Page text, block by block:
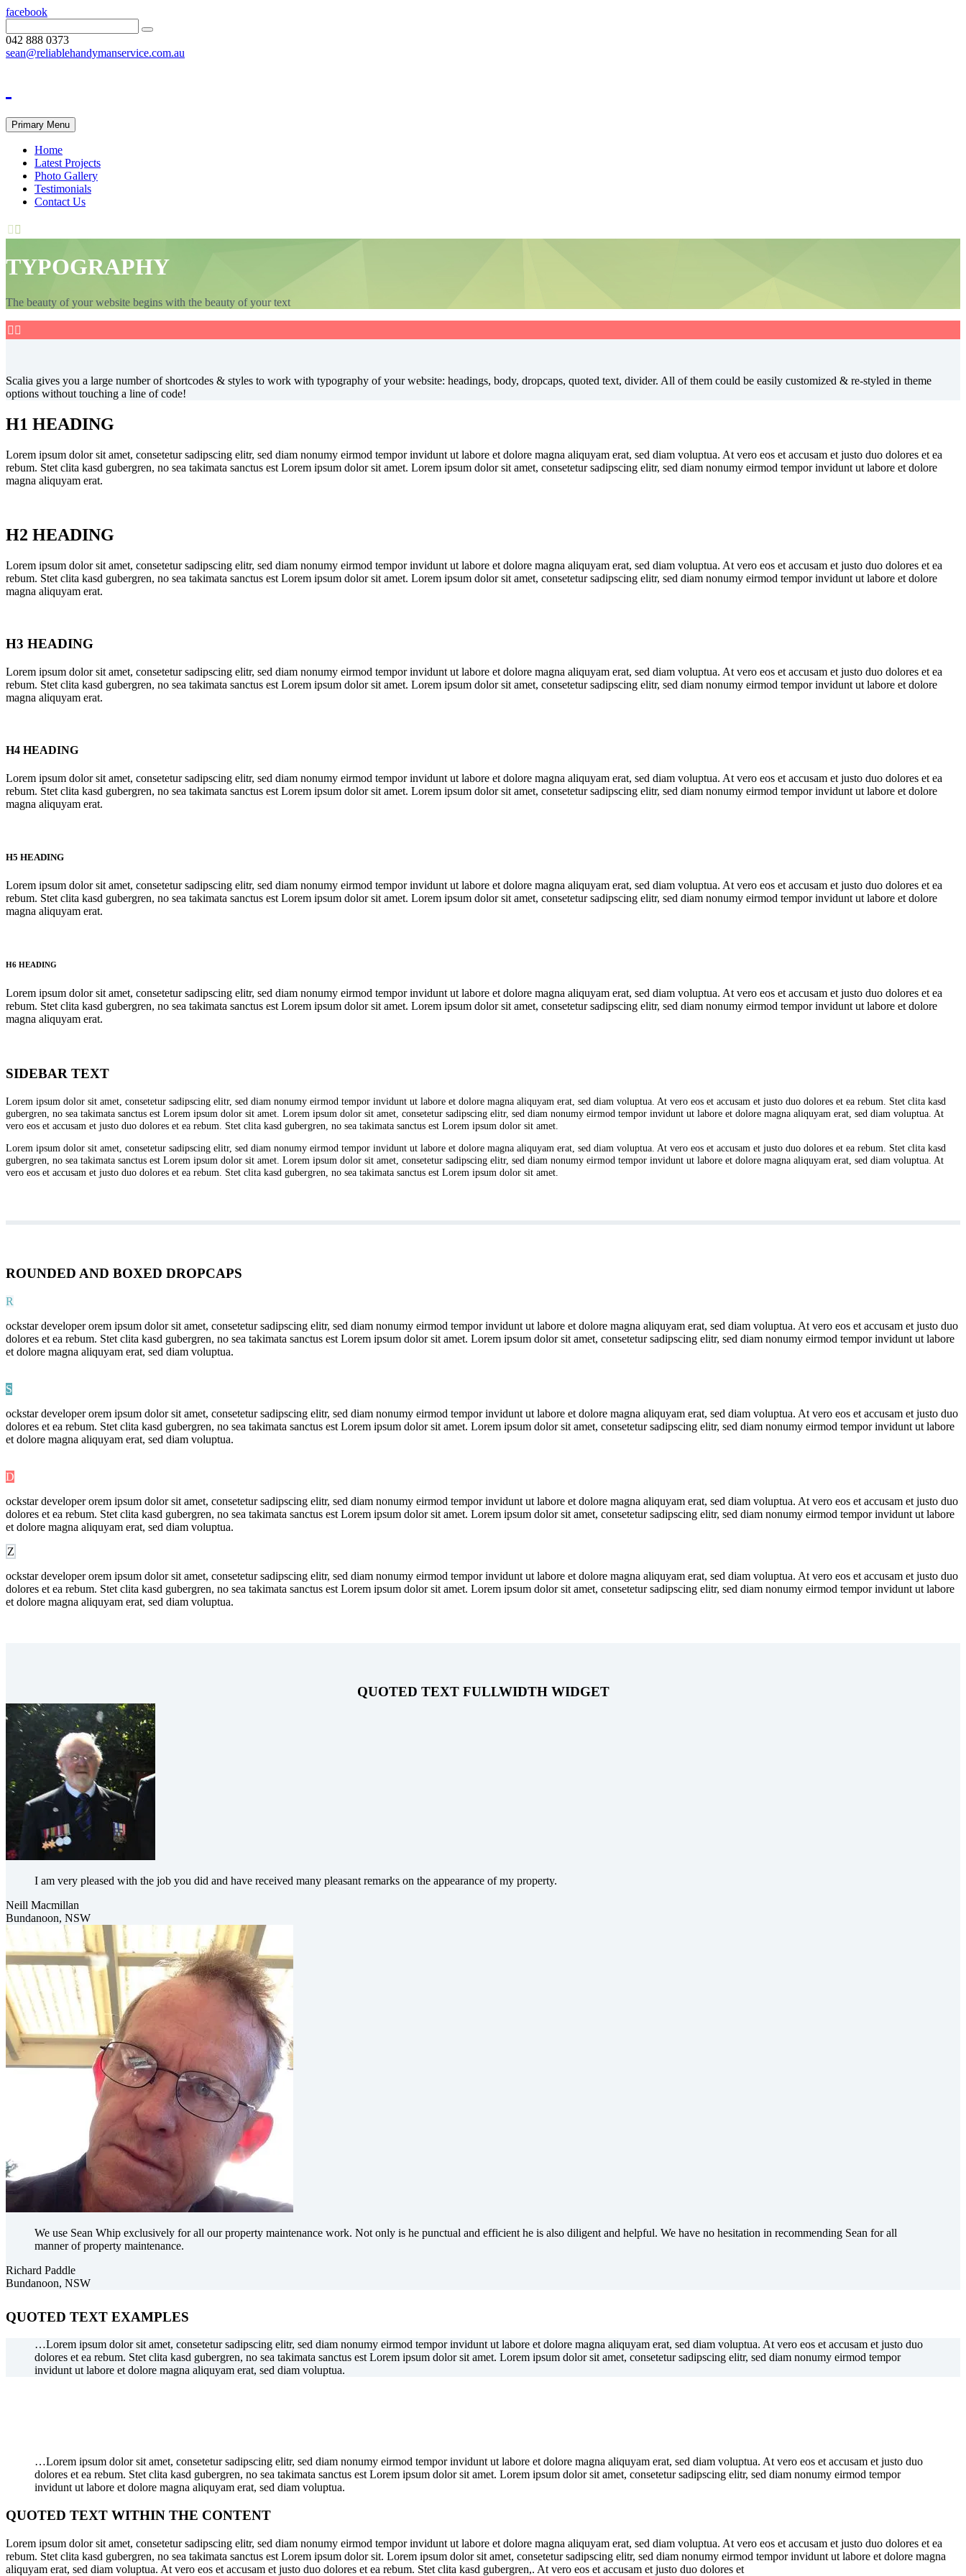
facebook
042 888 0373
sean@reliablehandymanservice.com.au
Primary Menu
Home
Latest Projects
Photo Gallery
Testimonials
Contact Us
 
TYPOGRAPHY
The beauty of your website begins with the beauty of your text
 
Scalia gives you a large number of shortcodes & styles to work with typography of your website: headings, body, dropcaps, quoted text, divider. All of them could be easily customized & re-styled in theme
options without touching a line of code!
H1 HEADING
Lorem ipsum dolor sit amet, consetetur sadipscing elitr, sed diam nonumy eirmod tempor invidunt ut labore et dolore magna aliquyam erat, sed diam voluptua. At vero eos et accusam et justo duo dolores et ea
rebum. Stet clita kasd gubergren, no sea takimata sanctus est Lorem ipsum dolor sit amet. Lorem ipsum dolor sit amet, consetetur sadipscing elitr, sed diam nonumy eirmod tempor invidunt ut labore et dolore
magna aliquyam erat.
H2 HEADING
Lorem ipsum dolor sit amet, consetetur sadipscing elitr, sed diam nonumy eirmod tempor invidunt ut labore et dolore magna aliquyam erat, sed diam voluptua. At vero eos et accusam et justo duo dolores et ea
rebum. Stet clita kasd gubergren, no sea takimata sanctus est Lorem ipsum dolor sit amet. Lorem ipsum dolor sit amet, consetetur sadipscing elitr, sed diam nonumy eirmod tempor invidunt ut labore et dolore
magna aliquyam erat.
H3 HEADING
Lorem ipsum dolor sit amet, consetetur sadipscing elitr, sed diam nonumy eirmod tempor invidunt ut labore et dolore magna aliquyam erat, sed diam voluptua. At vero eos et accusam et justo duo dolores et ea
rebum. Stet clita kasd gubergren, no sea takimata sanctus est Lorem ipsum dolor sit amet. Lorem ipsum dolor sit amet, consetetur sadipscing elitr, sed diam nonumy eirmod tempor invidunt ut labore et dolore
magna aliquyam erat.
H4 HEADING
Lorem ipsum dolor sit amet, consetetur sadipscing elitr, sed diam nonumy eirmod tempor invidunt ut labore et dolore magna aliquyam erat, sed diam voluptua. At vero eos et accusam et justo duo dolores et ea
rebum. Stet clita kasd gubergren, no sea takimata sanctus est Lorem ipsum dolor sit amet. Lorem ipsum dolor sit amet, consetetur sadipscing elitr, sed diam nonumy eirmod tempor invidunt ut labore et dolore
magna aliquyam erat.
H5 HEADING
Lorem ipsum dolor sit amet, consetetur sadipscing elitr, sed diam nonumy eirmod tempor invidunt ut labore et dolore magna aliquyam erat, sed diam voluptua. At vero eos et accusam et justo duo dolores et ea
rebum. Stet clita kasd gubergren, no sea takimata sanctus est Lorem ipsum dolor sit amet. Lorem ipsum dolor sit amet, consetetur sadipscing elitr, sed diam nonumy eirmod tempor invidunt ut labore et dolore
magna aliquyam erat.
H6 HEADING
Lorem ipsum dolor sit amet, consetetur sadipscing elitr, sed diam nonumy eirmod tempor invidunt ut labore et dolore magna aliquyam erat, sed diam voluptua. At vero eos et accusam et justo duo dolores et ea
rebum. Stet clita kasd gubergren, no sea takimata sanctus est Lorem ipsum dolor sit amet. Lorem ipsum dolor sit amet, consetetur sadipscing elitr, sed diam nonumy eirmod tempor invidunt ut labore et dolore
magna aliquyam erat.
SIDEBAR TEXT
Lorem ipsum dolor sit amet, consetetur sadipscing elitr, sed diam nonumy eirmod tempor invidunt ut labore et dolore magna aliquyam erat, sed diam voluptua. At vero eos et accusam et justo duo dolores et ea rebum. Stet clita kasd
gubergren, no sea takimata sanctus est Lorem ipsum dolor sit amet. Lorem ipsum dolor sit amet, consetetur sadipscing elitr, sed diam nonumy eirmod tempor invidunt ut labore et dolore magna aliquyam erat, sed diam voluptua. At
vero eos et accusam et justo duo dolores et ea rebum. Stet clita kasd gubergren, no sea takimata sanctus est Lorem ipsum dolor sit amet.
Lorem ipsum dolor sit amet, consetetur sadipscing elitr, sed diam nonumy eirmod tempor invidunt ut labore et dolore magna aliquyam erat, sed diam voluptua. At vero eos et accusam et justo duo dolores et ea rebum. Stet clita kasd
gubergren, no sea takimata sanctus est Lorem ipsum dolor sit amet. Lorem ipsum dolor sit amet, consetetur sadipscing elitr, sed diam nonumy eirmod tempor invidunt ut labore et dolore magna aliquyam erat, sed diam voluptua. At
vero eos et accusam et justo duo dolores et ea rebum. Stet clita kasd gubergren, no sea takimata sanctus est Lorem ipsum dolor sit amet.
ROUNDED AND BOXED DROPCAPS
R
ockstar developer orem ipsum dolor sit amet, consetetur sadipscing elitr, sed diam nonumy eirmod tempor invidunt ut labore et dolore magna aliquyam erat, sed diam voluptua. At vero eos et accusam et justo duo
dolores et ea rebum. Stet clita kasd gubergren, no sea takimata sanctus est Lorem ipsum dolor sit amet. Lorem ipsum dolor sit amet, consetetur sadipscing elitr, sed diam nonumy eirmod tempor invidunt ut labore
et dolore magna aliquyam erat, sed diam voluptua.
S
ockstar developer orem ipsum dolor sit amet, consetetur sadipscing elitr, sed diam nonumy eirmod tempor invidunt ut labore et dolore magna aliquyam erat, sed diam voluptua. At vero eos et accusam et justo duo
dolores et ea rebum. Stet clita kasd gubergren, no sea takimata sanctus est Lorem ipsum dolor sit amet. Lorem ipsum dolor sit amet, consetetur sadipscing elitr, sed diam nonumy eirmod tempor invidunt ut labore
et dolore magna aliquyam erat, sed diam voluptua.
D
ockstar developer orem ipsum dolor sit amet, consetetur sadipscing elitr, sed diam nonumy eirmod tempor invidunt ut labore et dolore magna aliquyam erat, sed diam voluptua. At vero eos et accusam et justo duo
dolores et ea rebum. Stet clita kasd gubergren, no sea takimata sanctus est Lorem ipsum dolor sit amet. Lorem ipsum dolor sit amet, consetetur sadipscing elitr, sed diam nonumy eirmod tempor invidunt ut labore
et dolore magna aliquyam erat, sed diam voluptua.
Z
ockstar developer orem ipsum dolor sit amet, consetetur sadipscing elitr, sed diam nonumy eirmod tempor invidunt ut labore et dolore magna aliquyam erat, sed diam voluptua. At vero eos et accusam et justo duo
dolores et ea rebum. Stet clita kasd gubergren, no sea takimata sanctus est Lorem ipsum dolor sit amet. Lorem ipsum dolor sit amet, consetetur sadipscing elitr, sed diam nonumy eirmod tempor invidunt ut labore
et dolore magna aliquyam erat, sed diam voluptua.
QUOTED TEXT FULLWIDTH WIDGET
I am very pleased with the job you did and have received many pleasant remarks on the appearance of my property.
Neill Macmillan
Bundanoon, NSW
We use Sean Whip exclusively for all our property maintenance work. Not only is he punctual and efficient he is also diligent and helpful. We have no hesitation in recommending Sean for all
manner of property maintenance.
Richard Paddle
Bundanoon, NSW
QUOTED TEXT EXAMPLES
…Lorem ipsum dolor sit amet, consetetur sadipscing elitr, sed diam nonumy eirmod tempor invidunt ut labore et dolore magna aliquyam erat, sed diam voluptua. At vero eos et accusam et justo duo
dolores et ea rebum. Stet clita kasd gubergren, no sea takimata sanctus est Lorem ipsum dolor sit amet. Lorem ipsum dolor sit amet, consetetur sadipscing elitr, sed diam nonumy eirmod tempor
invidunt ut labore et dolore magna aliquyam erat, sed diam voluptua.
…Lorem ipsum dolor sit amet, consetetur sadipscing elitr, sed diam nonumy eirmod tempor invidunt ut labore et dolore magna aliquyam erat, sed diam voluptua. At vero eos et accusam et justo duo
dolores et ea rebum. Stet clita kasd gubergren, no sea takimata sanctus est Lorem ipsum dolor sit amet. Lorem ipsum dolor sit amet, consetetur sadipscing elitr, sed diam nonumy eirmod tempor
invidunt ut labore et dolore magna aliquyam erat, sed diam voluptua.
QUOTED TEXT WITHIN THE CONTENT
Lorem ipsum dolor sit amet, consetetur sadipscing elitr, sed diam nonumy eirmod tempor invidunt ut labore et dolore magna aliquyam erat, sed diam voluptua. At vero eos et accusam et justo duo dolores et ea
rebum. Stet clita kasd gubergren, no sea takimata sanctus est Lorem ipsum dolor sit. Lorem ipsum dolor sit amet, consetetur sadipscing elitr, sed diam nonumy eirmod tempor invidunt ut labore et dolore magna
aliquyam erat, sed diam voluptua. At vero eos et accusam et justo duo dolores et ea rebum. Stet clita kasd gubergren,. At vero eos et accusam et justo duo dolores et